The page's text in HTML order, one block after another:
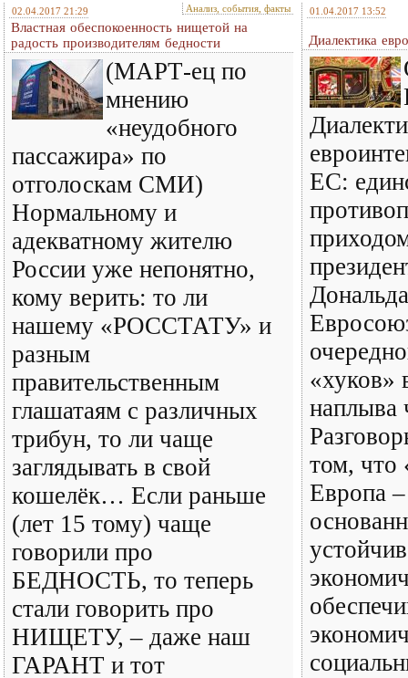
02.04.2017 21:29 Анализ, события, факты
Властная обеспокоенность нищетой на
радость производителям бедности
(МАРТ-ец по
мнению
«неудобного
пассажира» по
отголоскам СМИ)
Нормальному и
адекватному жителю
России уже непонятно,
кому верить: то ли
нашему «РОССТАТУ» и
разным
правительственным
глашатаям с различных
трибун, то ли чаще
заглядывать в свой
кошелёк… Если раньше
(лет 15 тому) чаще
говорили про
БЕДНОСТЬ, то теперь
стали говорить про
НИЩЕТУ, – даже наш
ГАРАНТ и тот
01.04.2017 13:52
Диалектика
ЕС:
«хуков»
наплыва
том, что
Европа